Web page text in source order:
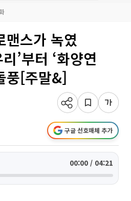
맨스가 녹였
’부터 ‘화양연
풍[주말&]
구글 선호매체 추가
00:00 / 04:21